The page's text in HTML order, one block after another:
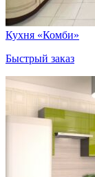
Кухня «Комби»
Быстрый заказ